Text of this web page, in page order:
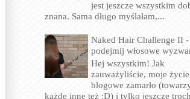
jest jeszcze wszystkim
znana. Sama długo myślałam,...
Naked Hair Challenge II -
podejmij włosowe
Hej wszystkim! Jak
zauważyliście, moje życie
blogowe zamarło
każde inne też :D) i tylko jeszcze